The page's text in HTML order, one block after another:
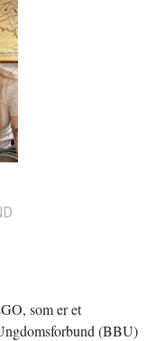
som er et
(BBU)